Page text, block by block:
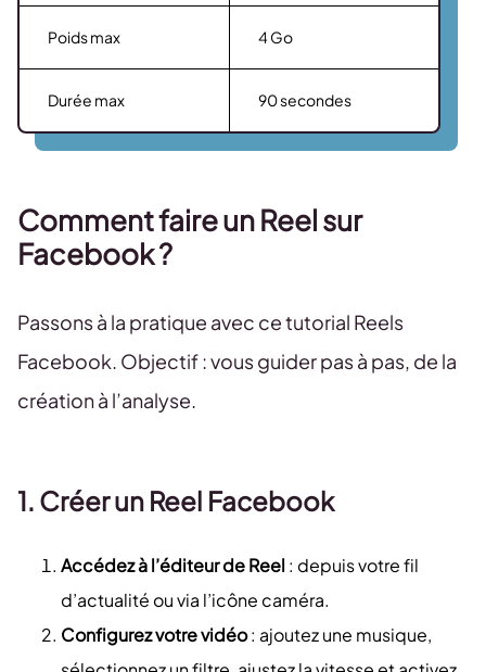
Poids max 4 Go
Durée max 90 secondes
Comment faire un Reel sur
Facebook ?
Passons à la pratique avec ce tutorial Reels
Facebook. Objectif : vous guider pas à pas, de la
création à l’analyse.
1. Créer un Reel Facebook
Accédez à l’éditeur de Reel: depuis votre fil
d’actualité ou via l’icône caméra.
Configurez votre vidéo: ajoutez une musique,